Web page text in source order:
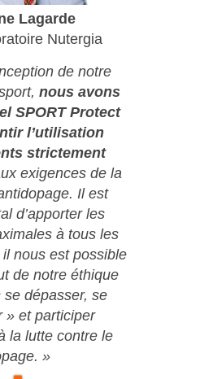
Lagarde
Nutergia
de notre
nous avons
SPORT Protect
l’utilisation
strictement
exigences de la
Il est
d’apporter les
à tous les
nous est possible
de notre éthique
se dépasser, se
» et participer
la lutte contre le
»